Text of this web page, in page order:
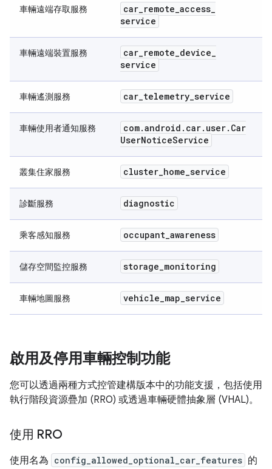
車輛遠端存取服務 car_remote_access_
service
車輛遠端裝置服務 car_remote_device_
service
車輛遙測服務 car_telemetry_service
車輛使用者通知服務 com.android . car. user. Car
UserNoticeService
叢集住家服務 cluster_home_service
診斷服務 diagnostic
乘客感知服務 occupant_awareness
儲存空間監控服務 storage_monitoring
車輛地圖服務 vehicle_map_service
啟用及停用車輛控制功能
您可以透過兩種方式控管建構版本中的功能支援，包括使用
執行階段資源疊加 (RRO) 或透過車輛硬體抽象層 (VHAL)。
使用 RRO
使用名為 config_allowed_optional_car_features 的